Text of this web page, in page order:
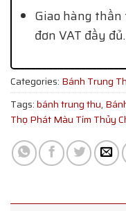
Giao hàng thần
đơn VAT đầy đủ.
Categories: Bánh Trung
Tags:bánh trung thu,
Thọ Phát Màu Tím Thủy